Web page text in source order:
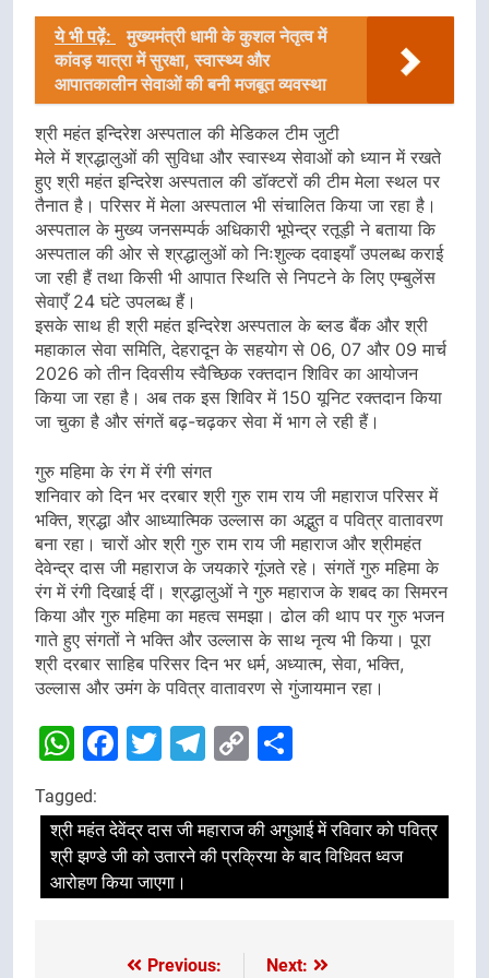
ये भी पढ़ें:
मुख्यमंत्री धामी के कुशल नेतृत्व में
कांवड़ यात्रा में सुरक्षा, स्वास्थ्य और
आपातकालीन सेवाओं की बनी मजबूत व्यवस्था
श्री महंत इन्दिरेश अस्पताल की मेडिकल टीम जुटी
मेले में श्रद्धालुओं की सुविधा और स्वास्थ्य सेवाओं को ध्यान में रखते
हुए श्री महंत इन्दिरेश अस्पताल की डॉक्टरों की टीम मेला स्थल पर
तैनात है। परिसर में मेला अस्पताल भी संचालित किया जा रहा है।
अस्पताल के मुख्य जनसम्पर्क अधिकारी भूपेन्द्र रतूड़ी ने बताया कि
अस्पताल की ओर से श्रद्धालुओं को निःशुल्क दवाइयाँ उपलब्ध कराई
जा रही हैं तथा किसी भी आपात स्थिति से निपटने के लिए एम्बुलेंस
सेवाएँ 24 घंटे उपलब्ध हैं।
इसके साथ ही श्री महंत इन्दिरेश अस्पताल के ब्लड बैंक और श्री
महाकाल सेवा समिति, देहरादून के सहयोग से 06, 07 और 09 मार्च
2026 को तीन दिवसीय स्वैच्छिक रक्तदान शिविर का आयोजन
किया जा रहा है। अब तक इस शिविर में 150 यूनिट रक्तदान किया
जा चुका है और संगतें बढ़-चढ़कर सेवा में भाग ले रही हैं।
गुरु महिमा के रंग में रंगी संगत
शनिवार को दिन भर दरबार श्री गुरु राम राय जी महाराज परिसर में
भक्ति, श्रद्धा और आध्यात्मिक उल्लास का अद्भुत व पवित्र वातावरण
बना रहा। चारों ओर श्री गुरु राम राय जी महाराज और श्रीमहंत
देवेन्द्र दास जी महाराज के जयकारे गूंजते रहे। संगतें गुरु महिमा के
रंग में रंगी दिखाई दीं। श्रद्धालुओं ने गुरु महाराज के शबद का सिमरन
किया और गुरु महिमा का महत्व समझा। ढोल की थाप पर गुरु भजन
गाते हुए संगतों ने भक्ति और उल्लास के साथ नृत्य भी किया। पूरा
श्री दरबार साहिब परिसर दिन भर धर्म, अध्यात्म, सेवा, भक्ति,
उल्लास और उमंग के पवित्र वातावरण से गुंजायमान रहा।
WhatsApp
Facebook
Twitter
Telegram
Copy
Tagged:
श्री महंत देवेंद्र दास जी महाराज की अगुआई में रविवार को पवित्र
श्री झण्डे जी को उतारने की प्रक्रिया के बाद विधिवत ध्वज
आरोहण किया जाएगा।
Previous:
Next: